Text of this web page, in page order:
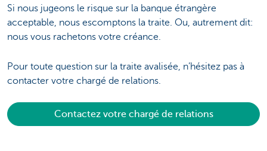
Si nous jugeons le risque sur la banque étrangère
acceptable, nous escomptons la traite. Ou, autrement dit:
nous vous rachetons votre créance.
Pour toute question sur la traite avalisée, n’hésitez pas à
contacter votre chargé de relations.
Contactez votre chargé de relations